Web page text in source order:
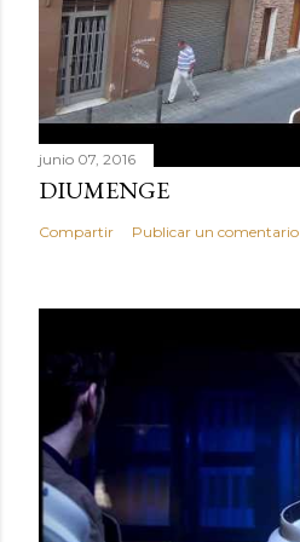
junio 07, 2016
DIUMENGE
Compartir Publicar un comentario